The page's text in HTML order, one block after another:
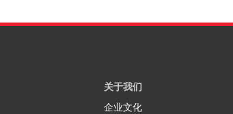
关于我们
企业文化